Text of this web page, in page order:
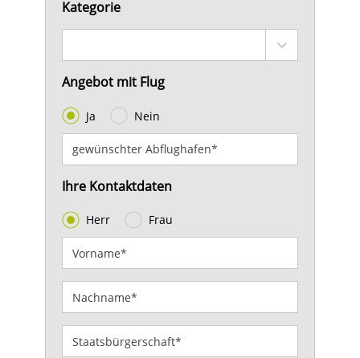
Kategorie
Angebot mit Flug
Ja Nein
Ihre Kontaktdaten
Herr Frau